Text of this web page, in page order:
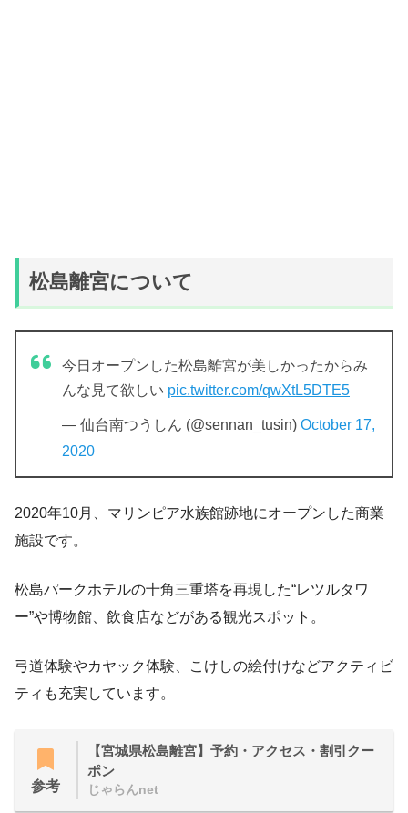
松島離宮について
今日オープンした松島離宮が美しかったからみ
んな見て欲しい pic.twitter.com/qwXtL5DTE5
— 仙台南つうしん (@sennan_tusin) October 17,
2020
2020年10月、マリンピア水族館跡地にオープンした商業
施設です。
松島パークホテルの十角三重塔を再現した“レツルタワ
ー”や博物館、飲食店などがある観光スポット。
弓道体験やカヤック体験、こけしの絵付けなどアクティビ
ティも充実しています。
参考
【宮城県松島離宮】予約・アクセス・割引クー
ポン
じゃらんnet